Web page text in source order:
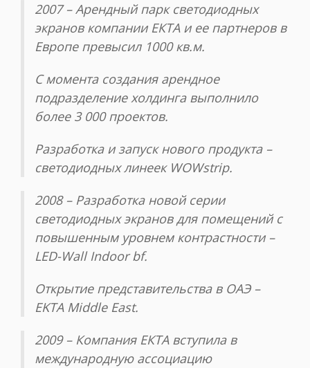
2007 – Арендный парк светодиодных
экранов компании ЕКТА и ее партнеров в
Европе превысил 1000 кв.м.
С момента создания арендное
подразделение холдинга выполнило
более 3 000 проектов.
Разработка и запуск нового продукта –
светодиодных линеек WOWstrip.
2008 – Разработка новой серии
светодиодных экранов для помещений с
повышенным уровнем контрастности –
LED-Wall Indoor bf.
Открытие представительства в ОАЭ –
EKTA Middle East.
2009 – Компания ЕКТА вступила в
международную ассоциацию